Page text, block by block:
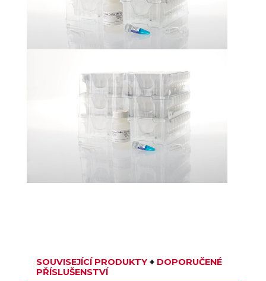
SOUVISEJÍCÍ PRODUKTY +DOPORUČENÉ
PŘÍSLUŠENSTVÍ